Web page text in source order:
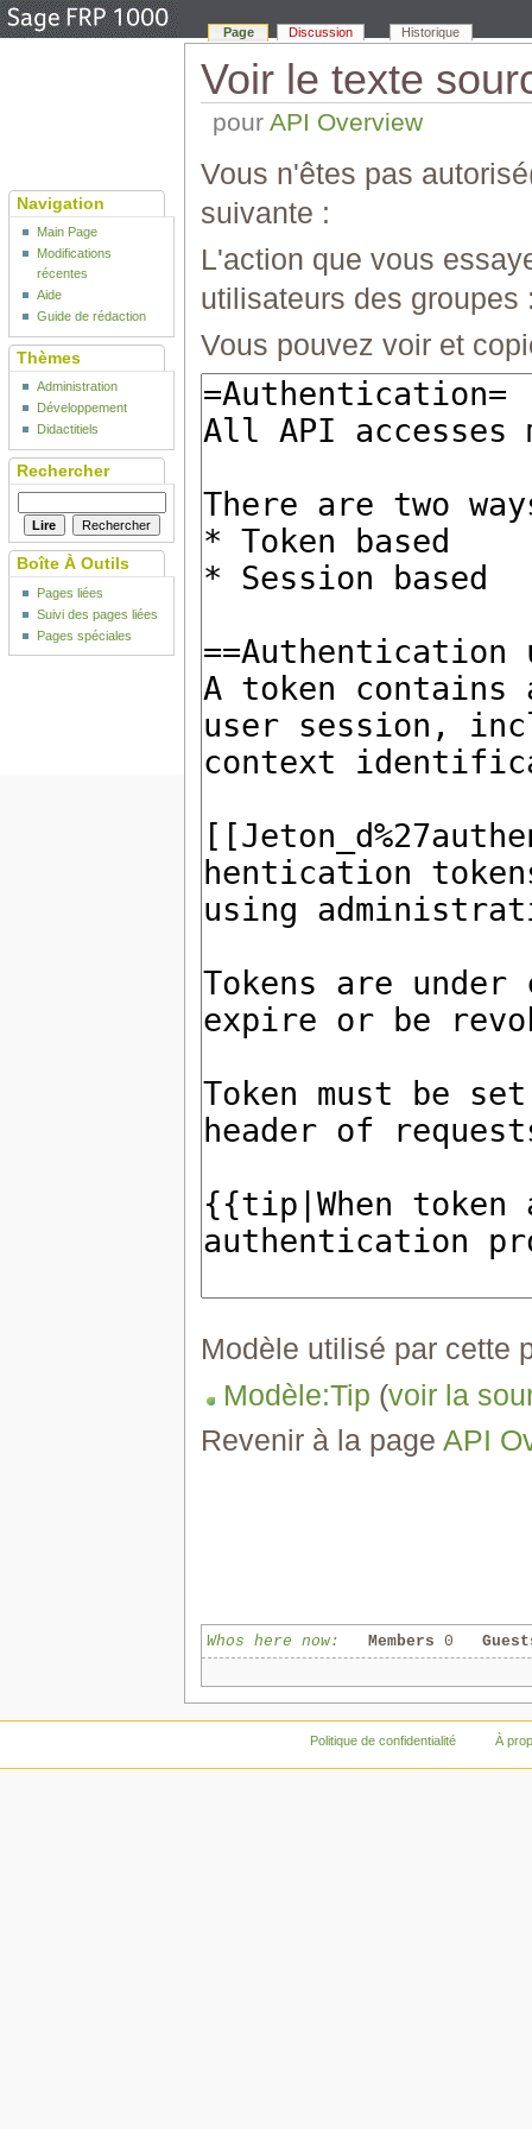
Voir le texte
pourAPI Overview
Vous n'êtes pas
suivante :
L'action que vous
utilisateurs des groupes
Vous pouvez voir et
Modèle utilisé par cette
Modèle:Tip (voir la
Revenir à la page API
Whos here now: Members 0
Page Discussion Historique
Navigation
Main Page
Modifications
récentes
Aide
Guide de rédaction
Thèmes
Administration
Développement
Didactitiels
Rechercher
Boîte À Outils
Pages liées
Suivi des pages liées
Pages spéciales
Politique de confidentialité À